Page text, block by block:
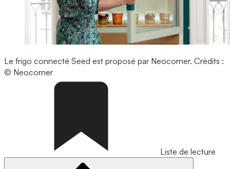
Le frigo connecté Seed est proposé par Neocorner. Crédits :
© Neocorner
Liste de lecture